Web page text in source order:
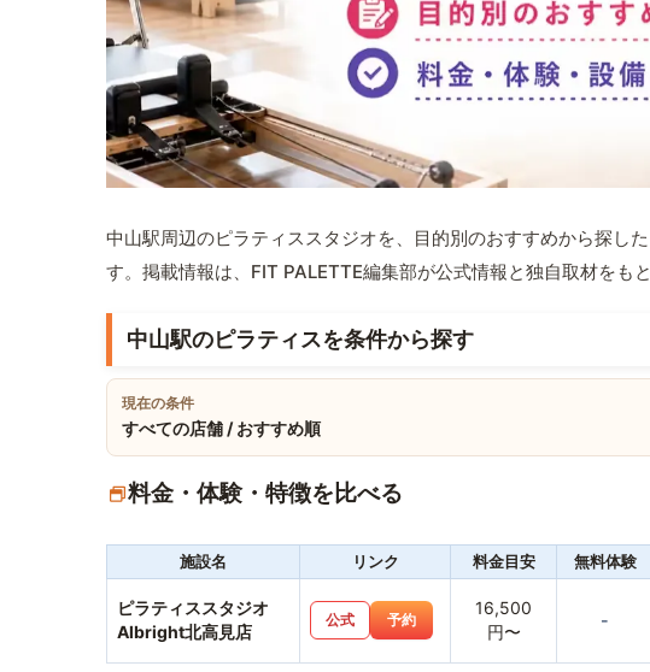
中山駅周辺のピラティススタジオを、目的別のおすすめから探し
す。掲載情報は、FIT PALETTE編集部が公式情報と独自取材をも
中山駅のピラティスを条件から探す
現在の条件
すべての店舗 / おすすめ順
料金・体験・特徴を比べる
施設名 リンク 料金目安 無料体験
ピラティススタジオ
Albright北高見店
公式 予約
16,500
円〜
-